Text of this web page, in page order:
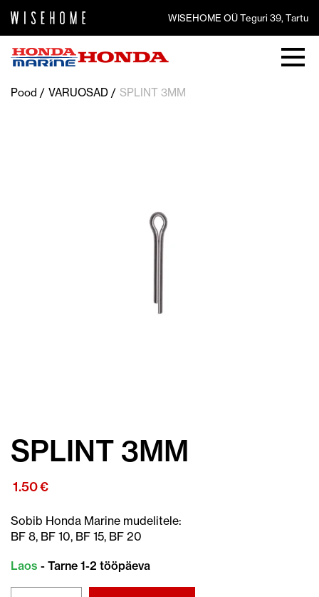
WISEHOME OÜ Teguri 39, Tartu
Pood VARUOSAD SPLINT 3MM
SPLINT 3MM
1.50€
Sobib Honda Marine mudelitele:
BF 8, BF 10, BF 15, BF 20
Laos - Tarne 1-2 tööpäeva